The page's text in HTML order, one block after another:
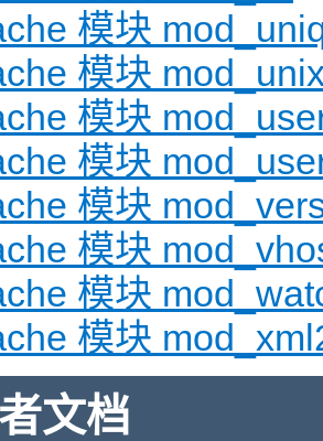
模块
模块
模块
模块
模块
模块
模块
模块
文档